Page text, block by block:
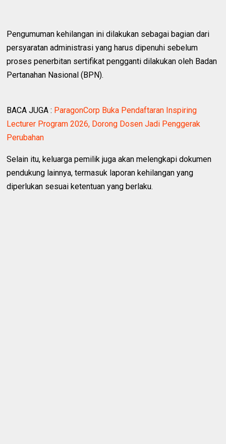
Pengumuman kehilangan ini dilakukan sebagai bagian dari
persyaratan administrasi yang harus dipenuhi sebelum
proses penerbitan sertifikat pengganti dilakukan oleh Badan
Pertanahan Nasional (BPN).
BACA JUGA : ParagonCorp Buka Pendaftaran Inspiring
Lecturer Program 2026, Dorong Dosen Jadi Penggerak
Perubahan
Selain itu, keluarga pemilik juga akan melengkapi dokumen
pendukung lainnya, termasuk laporan kehilangan yang
diperlukan sesuai ketentuan yang berlaku.